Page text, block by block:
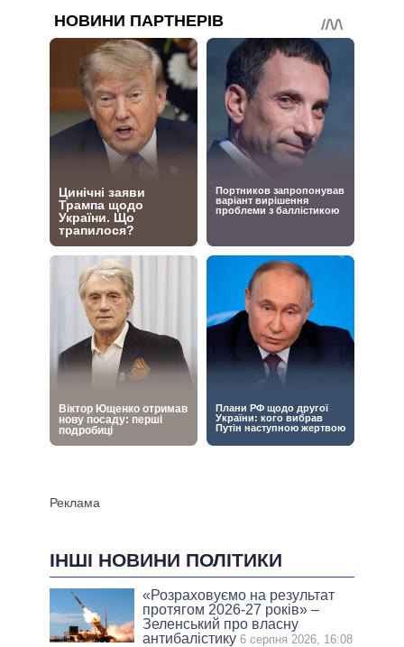
ІНШІ НОВИНИ ПОЛІТИКИ
«Розраховуємо на результат
протягом 2026-27 років» –
Зеленський про власну
антибалістику 6 серпня 2026, 16:08